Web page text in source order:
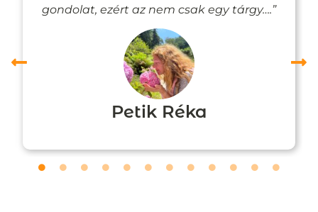
gondolat, ezért az nem csak egy tárgy….”
Petik Réka